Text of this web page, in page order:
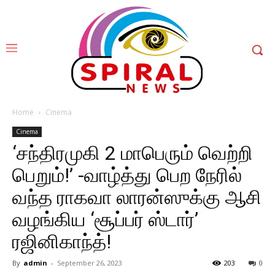
Home Cinema
Cinema
‘சந்திரமுகி 2 மாபெரும் வெற்றி
பெறும்!’ -வாழ்த்து பெற நேரில்
வந்த ராகவா லாரன்ஸுக்கு ஆசி
வழங்கிய ‘சூப்பர் ஸ்டார்’
ரஜினிகாந்த்!
By admin - September 26, 2023 0
203